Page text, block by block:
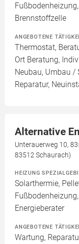
Brennstoffzelle
ANGEBOTENE
Thermostat,
Ort Beratung,
Neubau, Umbau /
Reparatur,
Alternative
Unterauerweg 10,
83512 Schaurach)
HEIZUNG
Solarthermie,
Energieberater
ANGEBOTENE
Wartung,